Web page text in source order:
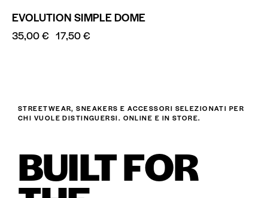
EVOLUTION SIMPLE DOME
35,00€ 17,50€
STREETWEAR, SNEAKERS E ACCESSORI SELEZIONATI PER
CHI VUOLE DISTINGUERSI. ONLINE E IN STORE.
BUILT FOR